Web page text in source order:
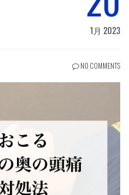
1月 2023
NO COMMENTS